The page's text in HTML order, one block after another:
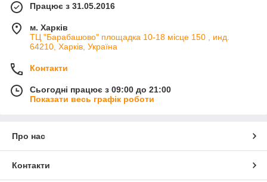
Працює з 31.05.2016
м. Харків
ТЦ "Барабашово" площадка 10-18 місце 150 , инд.
64210, Харків, Україна
Контакти
Сьогодні працює з 09:00 до 21:00
Показати весь графік роботи
Про нас
Контакти